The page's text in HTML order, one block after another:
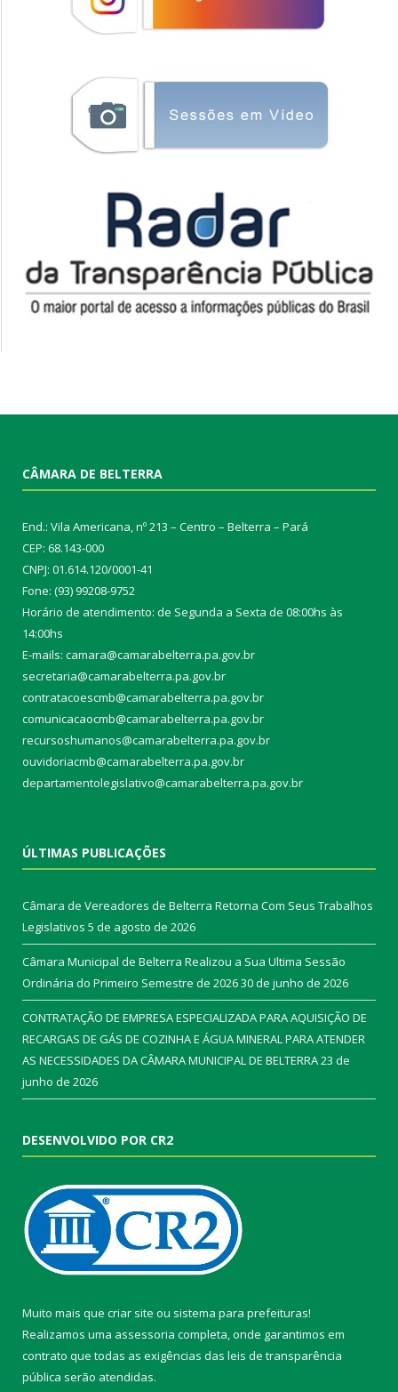
CÂMARA DE BELTERRA
End.: Vila Americana, nº 213 – Centro – Belterra – Pará
CEP: 68.143-000
CNPJ: 01.614.120/0001-41
Fone: (93) 99208-9752
Horário de atendimento: de Segunda a Sexta de 08:00hs às
14:00hs
E-mails: camara@camarabelterra.pa.gov.br
secretaria@camarabelterra.pa.gov.br
contratacoescmb@camarabelterra.pa.gov.br
comunicacaocmb@camarabelterra.pa.gov.br
recursoshumanos@camarabelterra.pa.gov.br
ouvidoriacmb@camarabelterra.pa.gov.br
departamentolegislativo@camarabelterra.pa.gov.br
ÚLTIMAS PUBLICAÇÕES
Câmara de Vereadores de Belterra Retorna Com Seus Trabalhos
Legislativos 5 de agosto de 2026
Câmara Municipal de Belterra Realizou a Sua Ultima Sessão
Ordinária do Primeiro Semestre de 202630 de junho de 2026
CONTRATAÇÃO DE EMPRESA ESPECIALIZADA PARA AQUISIÇÃO DE
RECARGAS DE GÁS DE COZINHA E ÁGUA MINERAL PARA ATENDER
AS NECESSIDADES DA CÂMARA MUNICIPAL DE BELTERRA23 de
junho de 2026
DESENVOLVIDO POR CR2
Muito mais que criar site ou sistema para prefeituras!
Realizamos uma assessoria completa, onde garantimos em
contrato que todas as exigências das leis de transparência
pública serão atendidas.